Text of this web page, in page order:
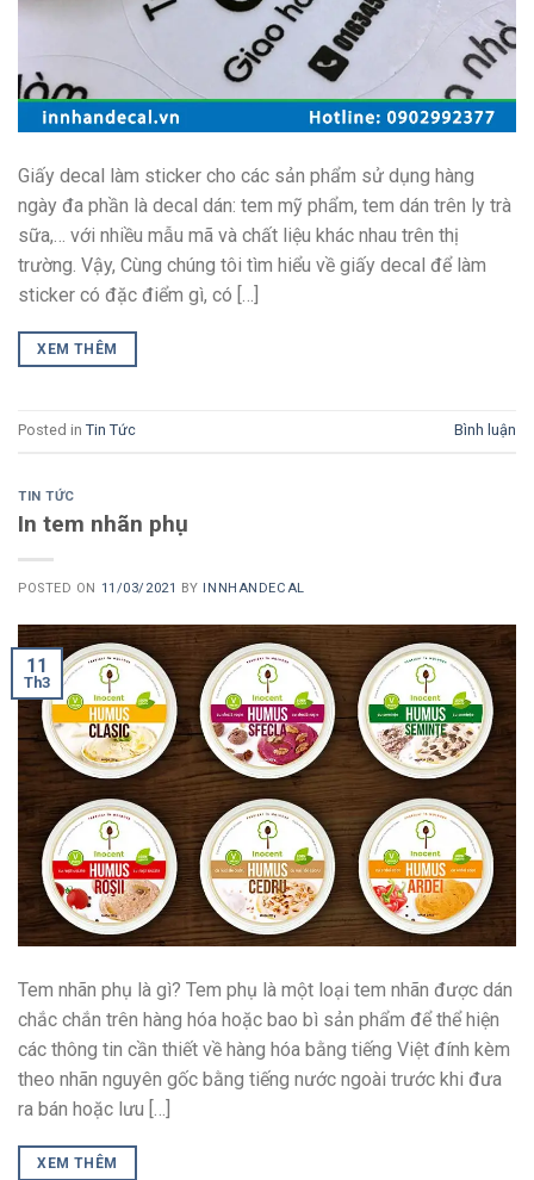
Giấy decal làm sticker cho các sản phẩm sử dụng hàng
ngày đa phần là decal dán: tem mỹ phẩm, tem dán trên ly trà
sữa,… với nhiều mẫu mã và chất liệu khác nhau trên thị
trường. Vậy, Cùng chúng tôi tìm hiểu về giấy decal để làm
sticker có đặc điểm gì, có […]
XEM THÊM
Posted in Tin Tức Bình luận
TIN TỨC
In tem nhãn phụ
POSTED ON 11/03/2021 BY INNHANDECAL
11
Th3
Tem nhãn phụ là gì? Tem phụ là một loại tem nhãn được dán
chắc chắn trên hàng hóa hoặc bao bì sản phẩm để thể hiện
các thông tin cần thiết về hàng hóa bằng tiếng Việt đính kèm
theo nhãn nguyên gốc bằng tiếng nước ngoài trước khi đưa
ra bán hoặc lưu […]
XEM THÊM